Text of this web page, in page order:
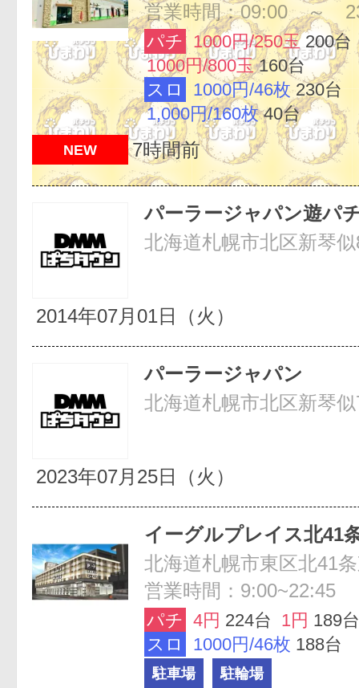
営業時間：09:00 ～
パチ 1000円/250玉 200台
1000円/800玉 160台
スロ
1000円/46枚 230台
1,000円/160枚40台
NEW 7時間前
パーラージャパン遊パ
北海道札幌市北区新琴
2014年07月01日（火）
パーラージャパン
北海道札幌市北区新琴
2023年07月25日（火）
イーグルプレイス北41
北海道札幌市東区北41
営業時間：9:00~22:45
パチ 4円 224台 1円 189台
スロ
1000円/46枚 188台
駐車場 駐輪場